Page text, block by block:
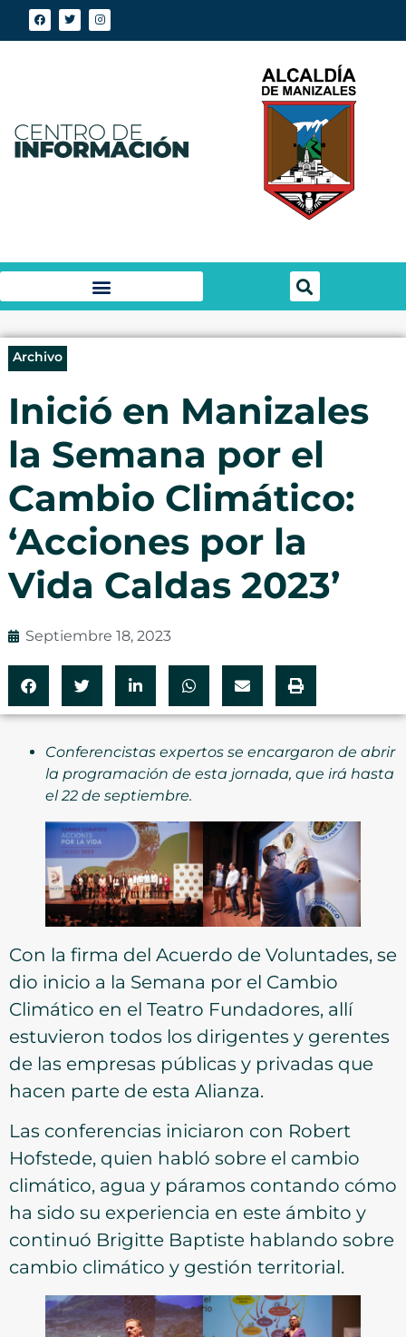
Archivo
Inició en Manizales
la Semana por el
Cambio Climático:
‘Acciones por la
Vida Caldas 2023’
Septiembre 18, 2023
Conferencistas expertos se encargaron de abrir
la programación de esta jornada, que irá hasta
el 22 de septiembre.
Con la firma del Acuerdo de Voluntades, se
dio inicio a la Semana por el Cambio
Climático en el Teatro Fundadores, allí
estuvieron todos los dirigentes y gerentes
de las empresas públicas y privadas que
hacen parte de esta Alianza.
Las conferencias iniciaron con Robert
Hofstede, quien habló sobre el cambio
climático, agua y páramos contando cómo
ha sido su experiencia en este ámbito y
continuó Brigitte Baptiste hablando sobre
cambio climático y gestión territorial.